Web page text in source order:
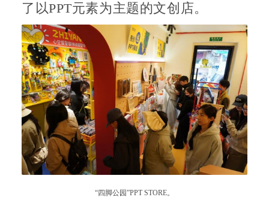
了以PPT元素为主题的文创店。
“四脚公园”PPT STORE。